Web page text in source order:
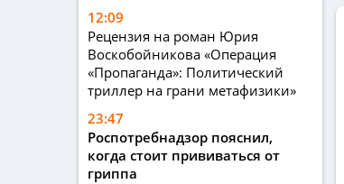
12:09
Рецензия на роман Юрия
Воскобойникова «Операция
«Пропаганда»: Политический
триллер на грани метафизики»
23:47
Роспотребнадзор пояснил,
когда стоит прививаться от
гриппа